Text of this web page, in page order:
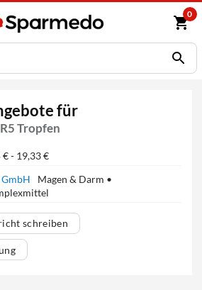
0
für
Tropfen
- 19,33 €
GmbH
Magen & Darm •
schreiben